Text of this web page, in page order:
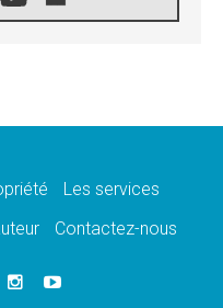
de dignité humaine»
Uruguay renforcera
«Il est inquiétant
Les services
Contactez-nous